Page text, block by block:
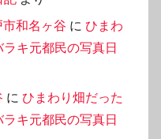
和名ヶ谷 に ひまわ
キ元都民の写真日
に ひまわり畑だった
キ元都民の写真日